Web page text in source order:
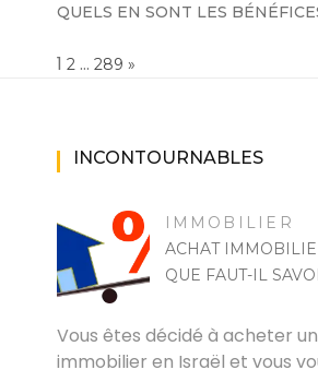
QUELS EN SONT LES
Page:
1 2 … 289 NEXT
»
INCONTOURNABLES
IMMOBILIER
ACHAT
QUE FAUT-IL
Vous êtes décidé à acheter
immobilier en Israël et vous